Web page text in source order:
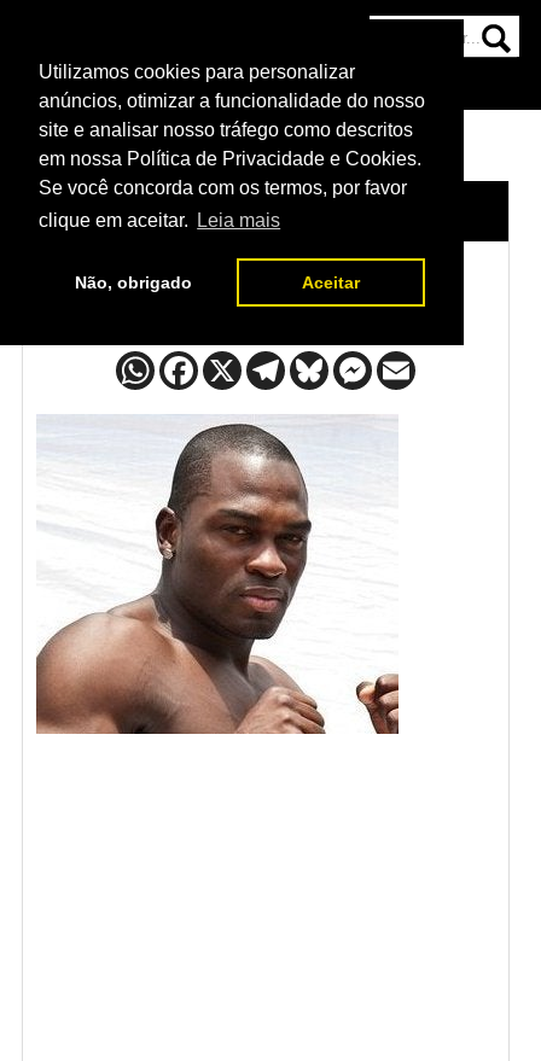
Utilizamos cookies para personalizar
anúncios, otimizar a funcionalidade do nosso
site e analisar nosso tráfego como descritos
em nossa Política de Privacidade e Cookies.
Se você concorda com os termos, por favor
clique em aceitar.
Leia mais
Não, obrigado Aceitar
NOTÍCIAS
HOME LUTADORES /
Derek Brunson